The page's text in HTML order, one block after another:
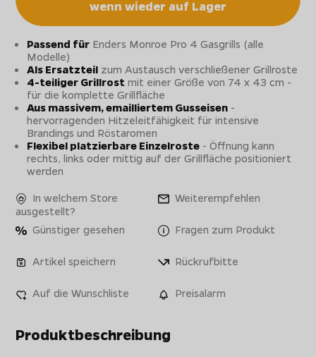
wenn wieder auf Lager
Passend für Enders Monroe Pro 4 Gasgrills (alle
Modelle)
Als Ersatzteil zum Austausch verschließener Grillroste
4-teiliger Grillrost mit einer Größe von 74 x 43 cm -
für die komplette Grillfläche
Aus massivem, emailliertem Gusseisen -
hervorragenden Hitzeleitfähigkeit für intensive
Brandings und Röstaromen
Flexibel platzierbare Einzelroste - Öffnung kann
rechts, links oder mittig auf der Grillfläche positioniert
werden
In welchem Store
ausgestellt?
Weiterempfehlen
Günstiger gesehen Fragen zum Produkt
Artikel speichern Rückrufbitte
Auf die Wunschliste Preisalarm
Produktbeschreibung